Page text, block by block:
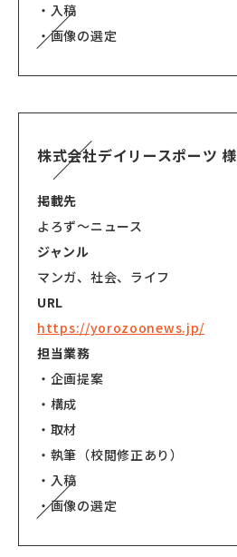
・入稿
・画像の選定
株式会社デイリースポーツ 様
掲載先
よろず～ニュース
ジャンル
マンガ、社会、ライフ
URL
https://yorozoonews.jp/
担当業務
・企画提案
・構成
・取材
・執筆（校閲修正あり）
・入稿
・画像の選定